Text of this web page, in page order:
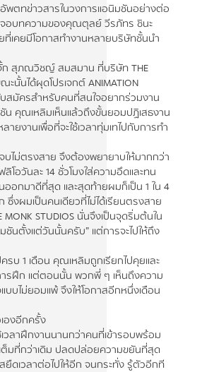
พตทข่าวสารในวงการแอนิมชันอย่างต่อ
จอบทความของคุณตุลย์ วีรภัทร ชินะ
ที่เคยมีโอกาสทำงานหลายบริษัทชั้นนำ
สุภณวิชญ์ สมสมาน ที่บริษัท THE
ะนั้นได้ผุดโปรเจกต์ ANIMATION
รับสมัครสำหรับคนที่สนใจอยากร่วมงาน
น คุณเหลิมเห็นแล้วถึงขั้นยอมปฏิเสธงาน
ยงานเพื่อที่จะใช้เวลาทุ่มเทไปกับการทำ
ไม่ตรงสาย จึงต้องพยายาบให้มากกว่า
อวันละ 14 ชั่วโมงใส่ความอึดและทน
นออกมาดีที่สุด และสุดท้ายผมก็เป็น 1 ใน 4
งผมเป็นคนเดียวที่ไม่ได้เรียนตรงสาย
MONK STUDIOS นั่นจึงเป็นจุดริ่มต้นใน
มชันตั้งแต่วันนั้นครับ” แต่การจะไปให้ถึง
ครบ 1 เดือน คุณเหลิมถูกเรียกไปคุยและ
รฝึก แต่ตอนนั้น พวกพี่ ๆ เห็นถึงความ
บไม่ยอมแพ้ จึงให้โอกาสอีกหนึ่งเดือน
องอีกครั้ง
วลาฝึกงานนานกว่าคนที่เข้ารอบพร้อม
ต็มที่กว่าเดิม ปลดปล่อยความขยันที่สุด
ยืดเวลาต่อไปให้อีก จนกระทั่ง รู้ตัวอีกที